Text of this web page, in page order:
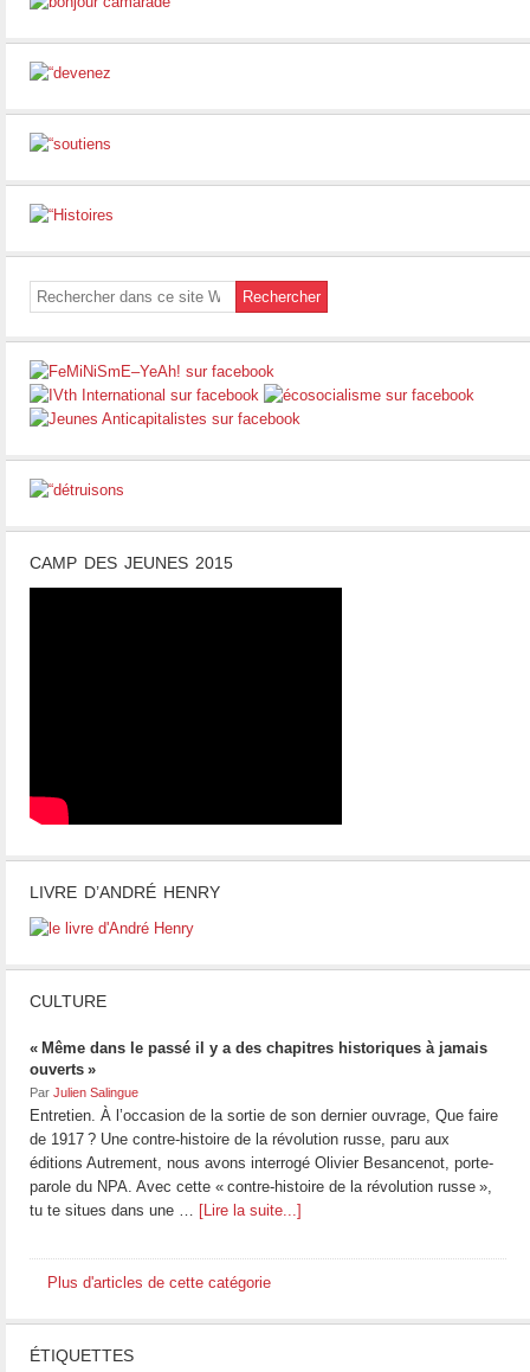
CAMP DES JEUNES 2015
LIVRE D’ANDRÉ HENRY
CULTURE
« Même dans le passé il y a des chapitres historiques à jamais
ouverts »
Par Julien Salingue
Entretien. À l’occasion de la sortie de son dernier ouvrage, Que faire
de 1917 ? Une contre-histoire de la révolution russe, paru aux
éditions Autrement, nous avons interrogé Olivier Besancenot, porte-
parole du NPA. Avec cette « contre-histoire de la révolution russe »,
tu te situes dans une … [Lire la suite...]
Plus d'articles de cette catégorie
ÉTIQUETTES